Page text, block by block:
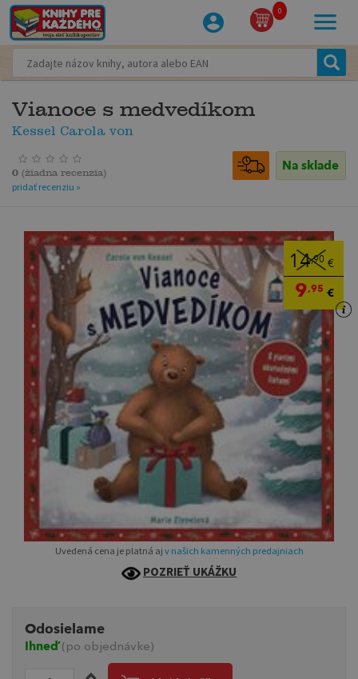
0
Vianoce s medvedíkom
Kessel Carola von
Na sklade
0 (žiadna recenzia)
pridať recenziu »
14,90 €
9,95 €
Uvedená cena je platná aj v našich kamenných predajniach
POZRIEŤ UKÁŽKU
Odosielame
Ihneď(po objednávke)